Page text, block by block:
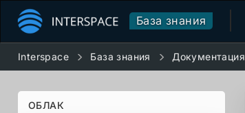
База знания
Interspace База знания Документация
ОБЛАК